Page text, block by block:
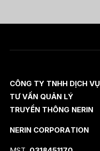
CÔNG TY TNHH DỊCH VỤ
TƯ VẤN QUẢN LÝ
TRUYỀN THÔNG NERIN
NERIN CORPORATION